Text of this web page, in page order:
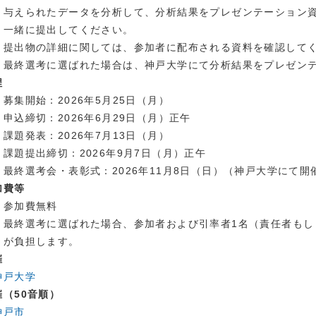
与えられたデータを分析して、分析結果をプレゼンテーション
一緒に提出してください。
提出物の詳細に関しては、参加者に配布される資料を確認して
最終選考に選ばれた場合は、神戸大学にて分析結果をプレゼン
募集開始：2026年5月25日（月）
申込締切：2026年6月29日（月）正午
課題発表：2026年7月13日（月）
課題提出締切：2026年9月7日（月）正午
最終選考会・表彰式：2026年11月8日（日）（神戸大学にて開
費等
参加費無料
最終選考に選ばれた場合、参加者および引率者1名（責任者も
が負担します。
戸大学
（50音順）
戸市